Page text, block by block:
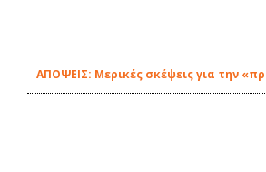
ΑΠΟΨΕΙΣ: Μερικές σκέψεις για την